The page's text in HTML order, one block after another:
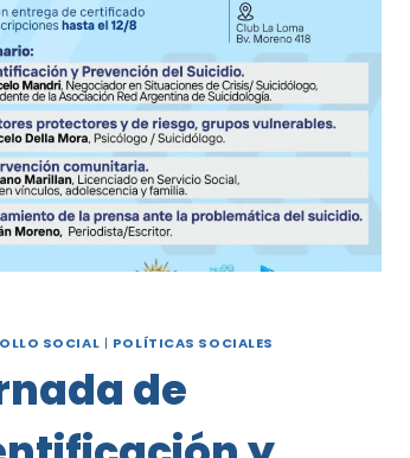
HACIA
LAS
INFANCIAS
SOCIAL | POLÍTICAS SOCIALES
de